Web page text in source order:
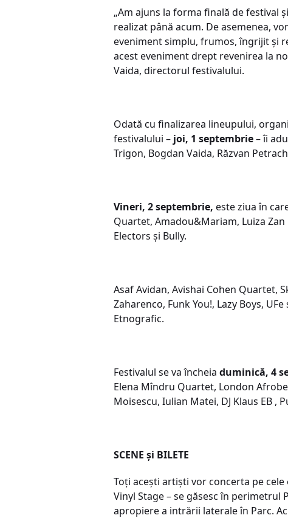
„Am ajuns la forma finală de festival
realizat până acum. De asemenea,
eveniment simplu, frumos, îngrijit și
acest eveniment drept revenirea la
Vaida, directorul festivalului.
Odată cu finalizarea lineupului,
festivalului – joi, 1 septembrie– îi
Trigon, Bogdan Vaida, Răzvan
Vineri, 2 septembrie, este ziua în
Quartet, Amadou&Mariam, Luiza Zan
Electors și Bully.
Asaf Avidan, Avishai Cohen Quartet,
Zaharenco, Funk You!, Lazy Boys,
Etnografic.
Festivalul se va încheia duminică, 4
Elena Mîndru Quartet, London
Moisescu, Iulian Matei, DJ Klaus EB ,
SCENE și BILETE
Toți acești artiști vor concerta pe cele
Vinyl Stage – se găsesc în perimetrul
apropiere a intrării laterale în Parc.